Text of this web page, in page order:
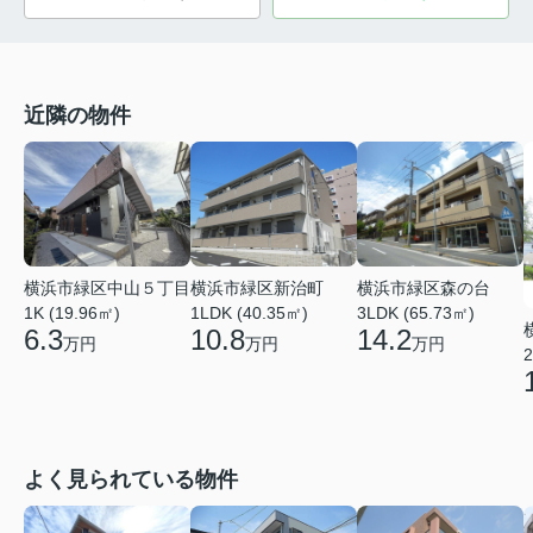
近隣の物件
横浜市緑区中山５丁目
1K (19.96㎡)
6.3万円
横浜市緑区新治町
1LDK (40.35㎡)
10.8万円
横浜市緑区森の台
3LDK (65.73㎡)
14.2万円
よく見られている物件